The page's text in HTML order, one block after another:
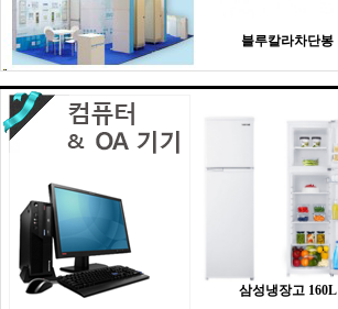
블루칼라차단봉
삼성냉장고 160L